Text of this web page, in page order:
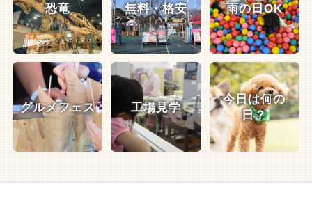
恐竜 無料・格安 雨の日OK
グルメフェス 工場見学
今日は何の
日？